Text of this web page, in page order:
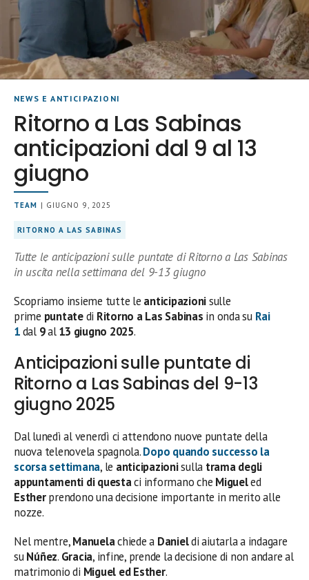
NEWS E ANTICIPAZIONI
Ritorno a Las Sabinas
anticipazioni dal 9 al 13
giugno
TEAM | GIUGNO 9, 2025
RITORNO A LAS SABINAS
Tutte le anticipazioni sulle puntate di Ritorno a Las Sabinas
in uscita nella settimana del 9-13 giugno
Scopriamo insieme tutte le anticipazionisulle
prime puntatedi Ritorno a Las Sabinas in onda su Rai
1dal9al13 giugno 2025.
Anticipazioni sulle puntate di
Ritorno a Las Sabinas del 9-13
giugno 2025
Dal lunedì al venerdì ci attendono nuove puntate della
nuova telenovela spagnola.Dopo quando successo la
scorsa settimana, le anticipazionisulla trama degli
appuntamenti di questaci informano che Migueled
Estherprendono una decisione importante in merito alle
nozze.
Nel mentre,Manuelachiede a Danieldi aiutarla a indagare
suNúñez. Gracia, infine, prende la decisione di non andare al
matrimonio di Miguel ed Esther.